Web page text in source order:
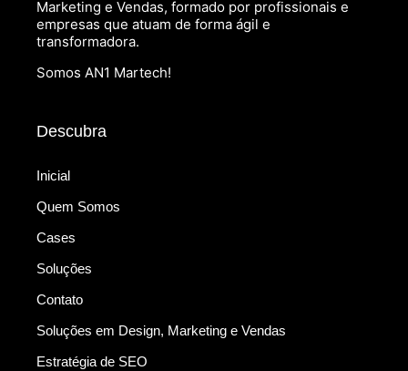
Marketing e Vendas, formado por profissionais e
empresas que atuam de forma ágil e
transformadora.
Somos AN1 Martech!
Descubra
Inicial
Quem Somos
Cases
Soluções
Contato
Soluções em Design, Marketing e Vendas
Estratégia de SEO